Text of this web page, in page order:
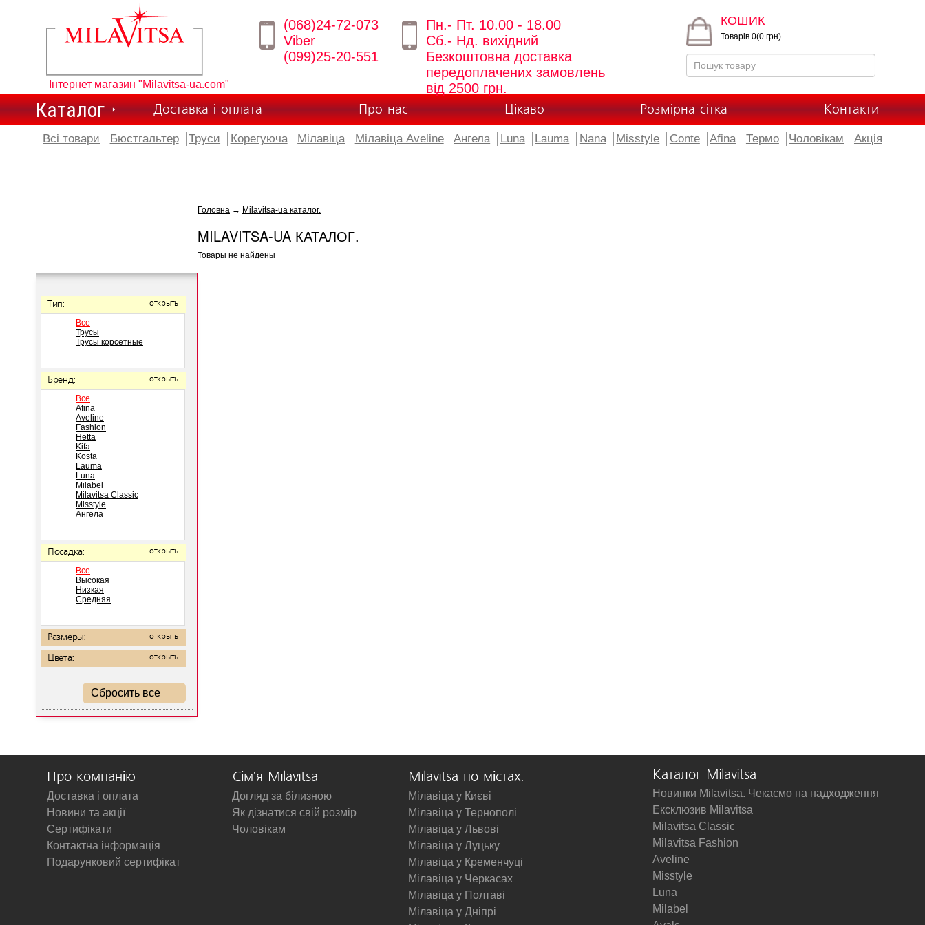
Інтернет магазин "Milavitsa-ua.com"
(068)24-72-073
Viber
(099)25-20-551
Пн.- Пт. 10.00 - 18.00
Сб.- Нд. вихідний
Безкоштовна доставка
передоплачених замовлень
від 2500 грн.
КОШИК
Товарів 0(0 грн)
Каталог Доставка і оплата Про нас Цікаво Розмірна сітка Контакти
Всі товари Бюстгальтер Труси Корегуюча Мілавіца Мілавіца Aveline Ангела Luna Lauma Nana Misstyle Conte Afina Термо Чоловікам Акція
Тип: открыть
Все
Трусы
Трусы корсетные
Бренд: открыть
Все
Afina
Aveline
Fashion
Hetta
Kifa
Kosta
Lauma
Luna
Milabel
Milavitsa Classic
Misstyle
Ангела
Посадка: открыть
Все
Высокая
Низкая
Средняя
Размеры: открыть
Цвета: открыть
Сбросить все
Головна → Milavitsa-ua каталог.
MILAVITSA-UA КАТАЛОГ.
Товары не найдены
Про компанію
Доставка і оплата
Новини та акції
Сертифікати
Контактна інформація
Подарунковий сертифікат
Сім'я Milavitsa
Догляд за білизною
Як дізнатися свій розмір
Чоловікам
Milavitsa по містах:
Мілавіца у Києві
Мілавіца у Тернополі
Мілавіца у Львові
Мілавіца у Луцьку
Мілавіца у Кременчуці
Мілавіца у Черкасах
Мілавіца у Полтаві
Мілавіца у Дніпрі
Каталог Milavitsa
Новинки Milavitsa. Чекаємо на надходження
Ексклюзив Milavitsa
Milavitsa Classic
Milavitsa Fashion
Aveline
Misstyle
Luna
Milabel